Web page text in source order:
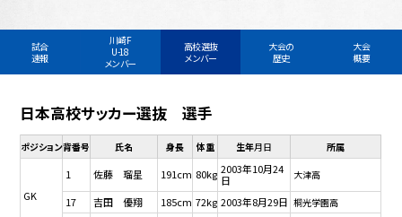
試合
速報
川崎F
U-18
メンバー
高校選抜
メンバー
大会の
歴史
大会
概要
日本高校サッカー選抜 選手
ポジション背番号 氏名 身長 体重 生年月日 所属
GK
1 佐藤 瑠星 191cm 80kg 2003年10月24
日
大津高
17 吉田 優翔 185cm 72kg 2003年8月29日 桐光学園高